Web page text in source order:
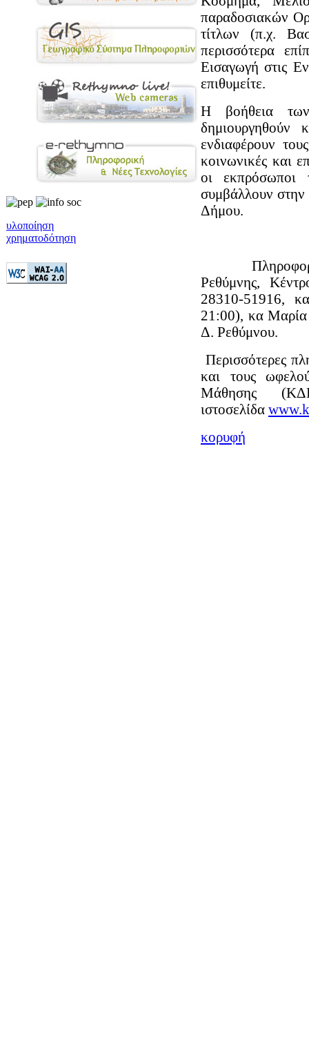
υλοποίηση
χρηματοδότηση
παραδοσιακών
τίτλων (π.χ.
περισσότερα
Εισαγωγή στις
επιθυμείτε.
Η βοήθεια
ενδιαφέρουν
κοινωνικές και
οι
συμβάλλουν στην
Δήμου.
Ρεθύμνης,
28310-51916,
21:00), κα
Δ. Ρεθύμνου.
Περισσότερες
και τους
Μάθησης
ιστοσελίδα
κορυφή